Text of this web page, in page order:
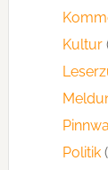
Kultur
Politik